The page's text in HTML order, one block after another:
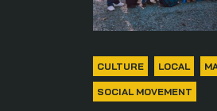
CULTURE LOCAL
SOCIAL MOVEMENT